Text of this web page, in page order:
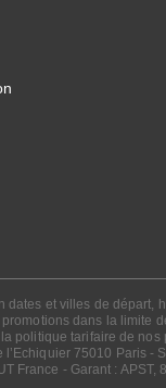
et villes de
dans la
politique tarifaire de
75010 Paris
France - Garant :